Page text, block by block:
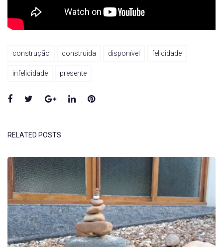
construção construída disponível felicidade
infelicidade presente
Facebook
TwitterGoogle+LinkedInPinterest
RELATED POSTS